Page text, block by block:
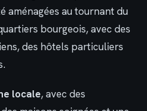
aménagées au tournant du
bourgeois, avec des
des hôtels particuliers
locale, avec des